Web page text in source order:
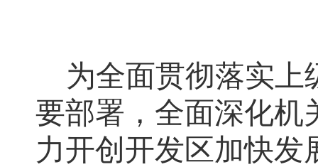
为全面贯彻落实上
要部署 ， 全面深化机
力开创开发区加快发